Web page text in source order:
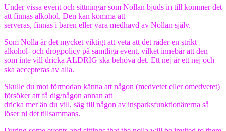
Under vissa event och sittningar som Nollan bjuds in till kommer det
att finnas alkohol. Den kan komma att
serveras, finnas i baren eller vara medhavd av Nollan själv.
Som Nolla är det mycket viktigt att veta att det råder en strikt
alkohol- och drogpolicy på samtliga event, vilket innebär att den
som inte vill dricka ALDRIG ska behöva det. Ett nej är ett nej och
ska accepteras av alla.
Skulle du mot förmodan känna att någon (medvetet eller omedvetet)
försöker att få dig/någon annan att
dricka mer än du vill, säg till någon av insparksfunktionärerna så
löser ni det tillsammans.